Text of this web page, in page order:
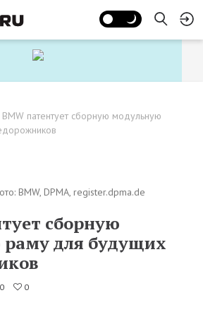
BMW патентует сборную модульную
BMW, DPMA, register.dpma.de
сборную
для будущих
0 0